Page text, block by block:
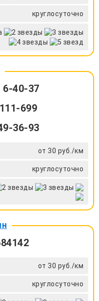
круглосуточно
40-37
699
36-93
от 30 руб./км
круглосуточно
от 30 руб./км
круглосуточно